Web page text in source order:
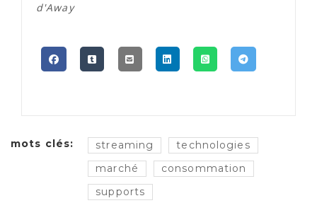
d'Away
mots clés: streaming
technologies
marché
consommation
supports